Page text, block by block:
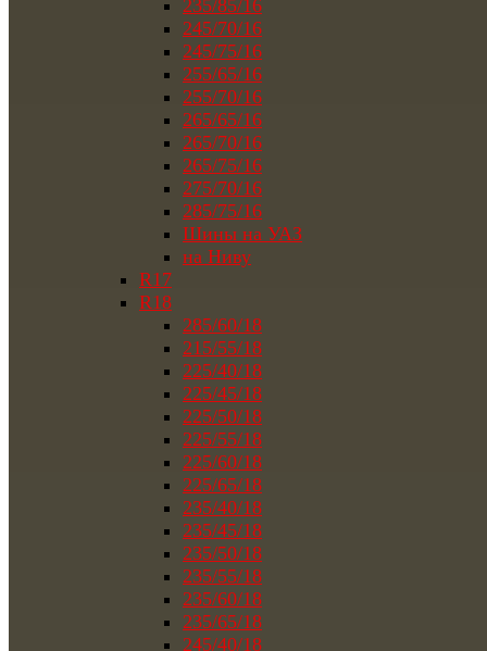
235/85/16
245/70/16
245/75/16
255/65/16
255/70/16
265/65/16
265/70/16
265/75/16
275/70/16
285/75/16
Шины на УАЗ
на Ниву
R17
R18
285/60/18
215/55/18
225/40/18
225/45/18
225/50/18
225/55/18
225/60/18
225/65/18
235/40/18
235/45/18
235/50/18
235/55/18
235/60/18
235/65/18
245/40/18